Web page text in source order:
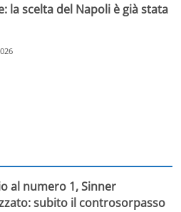
la scelta del Napoli è già stata
al numero 1, Sinner
subito il controsorpasso